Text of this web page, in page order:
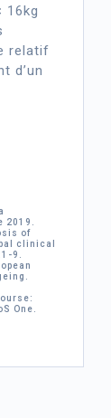
16kg
relatif
d’un
2019.
of
clinical
9.
One.